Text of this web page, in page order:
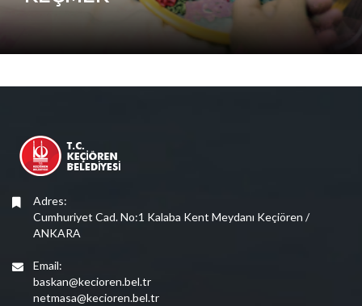
Adres:
Cumhuriyet Cad. No:1 Kalaba Kent Meydanı Keçiören /
ANKARA
Email:
baskan@kecioren.bel.tr
netmasa@kecioren.bel.tr